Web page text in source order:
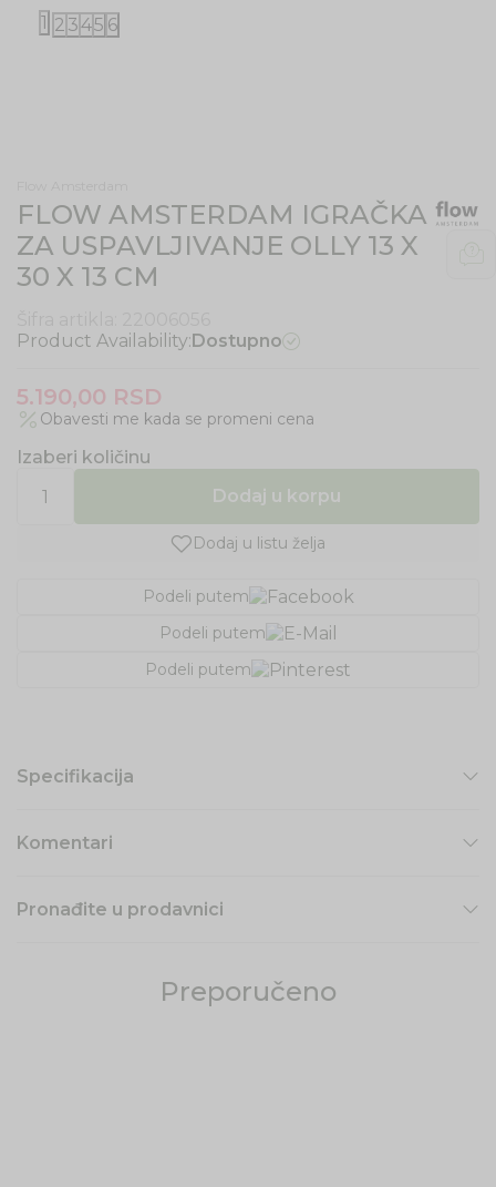
1 2 345 6
FLOW AMSTERDAM IGRAČKA
ZA USPAVLJIVANJE OLLY 13 X
30 X 13 CM
Product Availability:Dostupno
5.190,00 RSD
Obavesti me kada se promeni cena
Izaberi količinu
Dodaj u korpu
Dodaj u listu želja
Podeli putem
Podeli putem
Podeli putem
Specifikacija
Komentari
Pronađite u prodavnici
Preporučeno